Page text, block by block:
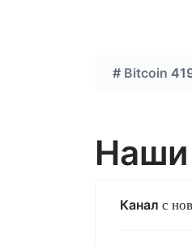
# Bitcoin
Наши
Канал с